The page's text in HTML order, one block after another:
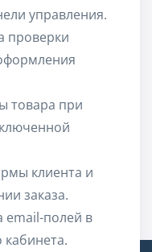
управления.
проверки
товара при
клиента и
заказа.
email-полей в